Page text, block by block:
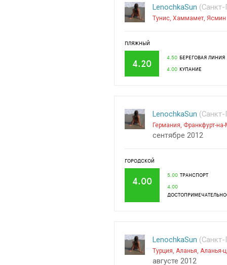
LenochkaSun (Санкт-
Тунис, Хаммамет, Ясмин
ПЛЯЖНЫЙ
4.20 4.50 БЕРЕГОВАЯ ЛИНИЯ
4.00 КУПАНИЕ
LenochkaSun (Санкт-
Германия, Франкфурт-
сентябре 2012
ГОРОДСКОЙ
4.00 5.00 ТРАНСПОРТ
4.00
LenochkaSun (Санкт-
Турция, Аланья, Аланья-
августе 2012